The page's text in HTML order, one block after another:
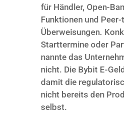
für Händler, Open-
Funktionen und
Überweisungen.
Starttermine oder
nannte das
nicht. Die Bybit E-
damit die
nicht bereits den
selbst.